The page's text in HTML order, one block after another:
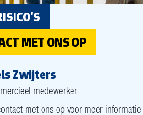
MET ONS OP
Zwijters
medewerker
met ons op voor meer informatie